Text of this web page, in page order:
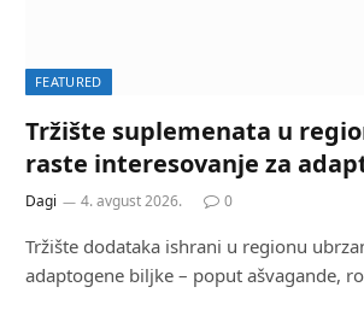
FEATURED
Tržište suplemenata u
raste interesovanje za
Dagi 4. avgust 2026. 0
Tržište dodataka ishrani u regionu
adaptogene biljke – poput ašvagande,